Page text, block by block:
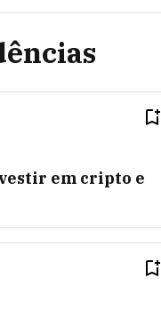
em cripto e